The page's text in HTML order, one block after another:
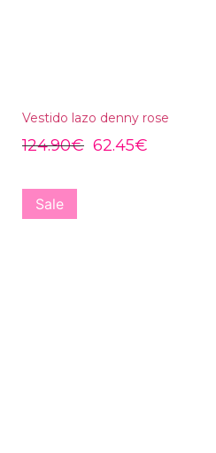
Vestido lazo denny rose
124.90€ 62.45€
Sale